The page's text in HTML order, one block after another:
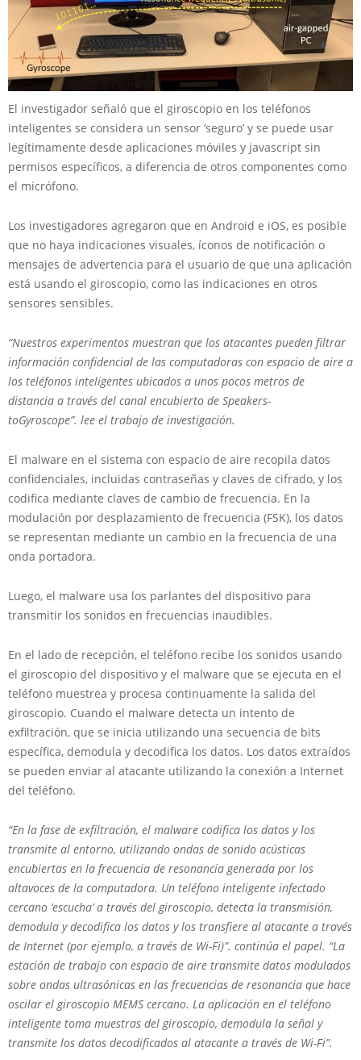
El investigador señaló que el giroscopio en los teléfonos
inteligentes se considera un sensor ‘seguro’ y se puede usar
legítimamente desde aplicaciones móviles y javascript sin
permisos específicos, a diferencia de otros componentes como
el micrófono.
Los investigadores agregaron que en Android e iOS, es posible
que no haya indicaciones visuales, íconos de notificación o
mensajes de advertencia para el usuario de que una aplicación
está usando el giroscopio, como las indicaciones en otros
sensores sensibles.
“Nuestros experimentos muestran que los atacantes pueden filtrar
información confidencial de las computadoras con espacio de aire a
los teléfonos inteligentes ubicados a unos pocos metros de
distancia a través del canal encubierto de Speakers-
toGyroscope”. lee el trabajo de investigación.
El malware en el sistema con espacio de aire recopila datos
confidenciales, incluidas contraseñas y claves de cifrado, y los
codifica mediante claves de cambio de frecuencia. En la
modulación por desplazamiento de frecuencia (FSK), los datos
se representan mediante un cambio en la frecuencia de una
onda portadora.
Luego, el malware usa los parlantes del dispositivo para
transmitir los sonidos en frecuencias inaudibles.
En el lado de recepción, el teléfono recibe los sonidos usando
el giroscopio del dispositivo y el malware que se ejecuta en el
teléfono muestrea y procesa continuamente la salida del
giroscopio. Cuando el malware detecta un intento de
exfiltración, que se inicia utilizando una secuencia de bits
específica, demodula y decodifica los datos. Los datos extraídos
se pueden enviar al atacante utilizando la conexión a Internet
del teléfono.
“En la fase de exfiltración, el malware codifica los datos y los
transmite al entorno, utilizando ondas de sonido acústicas
encubiertas en la frecuencia de resonancia generada por los
altavoces de la computadora. Un teléfono inteligente infectado
cercano ‘escucha’ a través del giroscopio, detecta la transmisión,
demodula y decodifica los datos y los transfiere al atacante a través
de Internet (por ejemplo, a través de Wi-Fi)”. continúa el papel. “La
estación de trabajo con espacio de aire transmite datos modulados
sobre ondas ultrasónicas en las frecuencias de resonancia que hace
oscilar el giroscopio MEMS cercano. La aplicación en el teléfono
inteligente toma muestras del giroscopio, demodula la señal y
transmite los datos decodificados al atacante a través de Wi-Fi”.